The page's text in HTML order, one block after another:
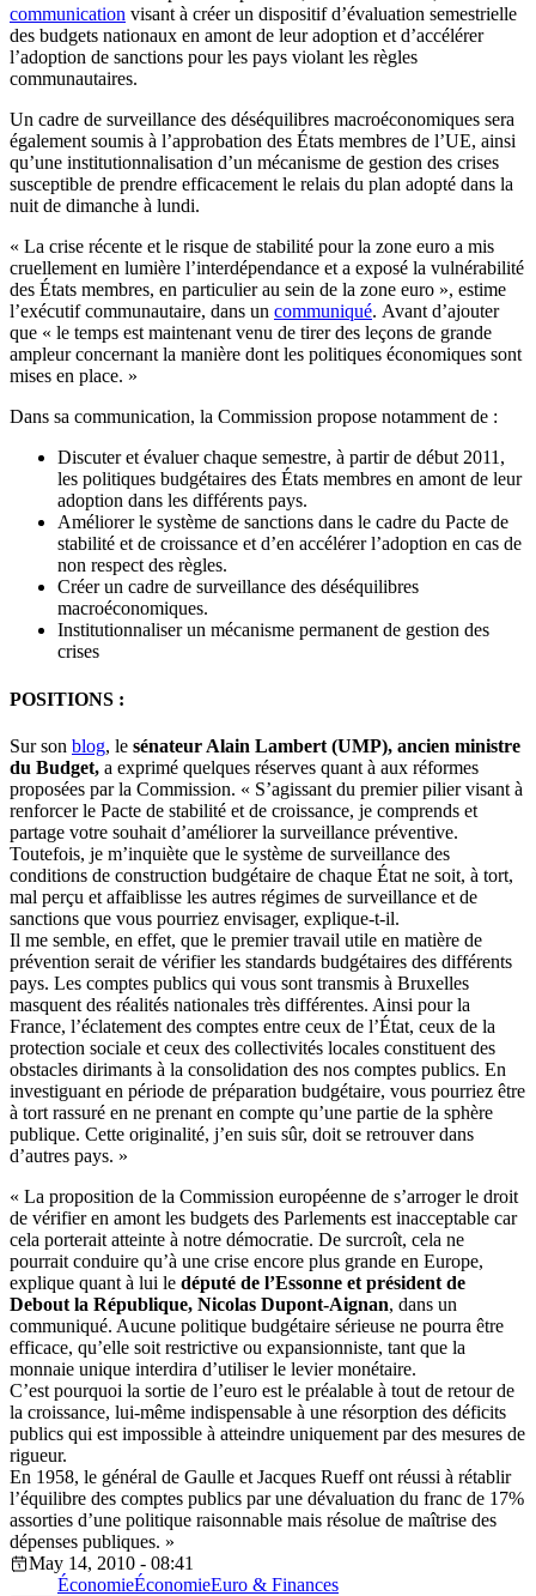
communication visant à créer un dispositif d’évaluation semestrielle
des budgets nationaux en amont de leur adoption et d’accélérer
l’adoption de sanctions pour les pays violant les règles
communautaires.
Un cadre de surveillance des déséquilibres macroéconomiques sera
également soumis à l’approbation des États membres de l’UE, ainsi
qu’une institutionnalisation d’un mécanisme de gestion des crises
susceptible de prendre efficacement le relais du plan adopté dans la
nuit de dimanche à lundi.
« La crise récente et le risque de stabilité pour la zone euro a mis
cruellement en lumière l’interdépendance et a exposé la vulnérabilité
des États membres, en particulier au sein de la zone euro », estime
l’exécutif communautaire, dans un communiqué. Avant d’ajouter
que « le temps est maintenant venu de tirer des leçons de grande
ampleur concernant la manière dont les politiques économiques sont
mises en place. »
Dans sa communication, la Commission propose notamment de :
Discuter et évaluer chaque semestre, à partir de début 2011,
les politiques budgétaires des États membres en amont de leur
adoption dans les différents pays.
Améliorer le système de sanctions dans le cadre du Pacte de
stabilité et de croissance et d’en accélérer l’adoption en cas de
non respect des règles.
Créer un cadre de surveillance des déséquilibres
macroéconomiques.
Institutionnaliser un mécanisme permanent de gestion des
crises
POSITIONS :
Sur son blog, le sénateur Alain Lambert (UMP), ancien ministre
du Budget, a exprimé quelques réserves quant à aux réformes
proposées par la Commission. « S’agissant du premier pilier visant à
renforcer le Pacte de stabilité et de croissance, je comprends et
partage votre souhait d’améliorer la surveillance préventive.
Toutefois, je m’inquiète que le système de surveillance des
conditions de construction budgétaire de chaque État ne soit, à tort,
mal perçu et affaiblisse les autres régimes de surveillance et de
sanctions que vous pourriez envisager, explique-t-il.
Il me semble, en effet, que le premier travail utile en matière de
prévention serait de vérifier les standards budgétaires des différents
pays. Les comptes publics qui vous sont transmis à Bruxelles
masquent des réalités nationales très différentes. Ainsi pour la
France, l’éclatement des comptes entre ceux de l’État, ceux de la
protection sociale et ceux des collectivités locales constituent des
obstacles dirimants à la consolidation des nos comptes publics. En
investiguant en période de préparation budgétaire, vous pourriez être
à tort rassuré en ne prenant en compte qu’une partie de la sphère
publique. Cette originalité, j’en suis sûr, doit se retrouver dans
d’autres pays. »
« La proposition de la Commission européenne de s’arroger le droit
de vérifier en amont les budgets des Parlements est inacceptable car
cela porterait atteinte à notre démocratie. De surcroît, cela ne
pourrait conduire qu’à une crise encore plus grande en Europe,
explique quant à lui le député de l’Essonne et président de
Debout la République, Nicolas Dupont-Aignan, dans un
communiqué. Aucune politique budgétaire sérieuse ne pourra être
efficace, qu’elle soit restrictive ou expansionniste, tant que la
monnaie unique interdira d’utiliser le levier monétaire.
C’est pourquoi la sortie de l’euro est le préalable à tout de retour de
la croissance, lui-même indispensable à une résorption des déficits
publics qui est impossible à atteindre uniquement par des mesures de
rigueur.
En 1958, le général de Gaulle et Jacques Rueff ont réussi à rétablir
l’équilibre des comptes publics par une dévaluation du franc de 17%
assorties d’une politique raisonnable mais résolue de maîtrise des
dépenses publiques. »
May 14, 2010 - 08:41
ÉconomieÉconomieEuro & Finances